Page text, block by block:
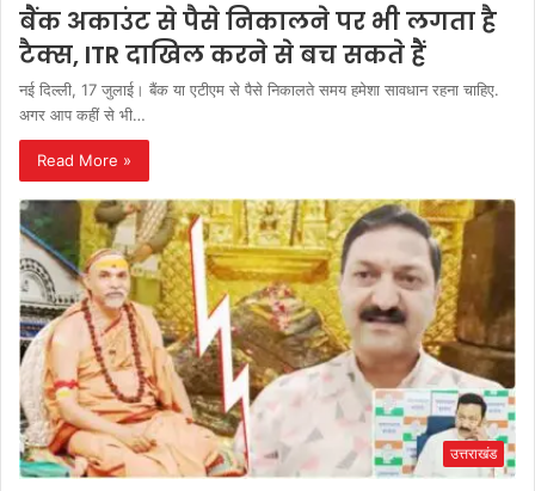
बैंक अकाउंट से पैसे निकालने पर भी लगता है
टैक्स, ITR दाखिल करने से बच सकते हैं
नई दिल्ली, 17 जुलाई। बैंक या एटीएम से पैसे निकालते समय हमेशा सावधान रहना चाहिए.
अगर आप कहीं से भी…
Read More »
उत्तराखंड